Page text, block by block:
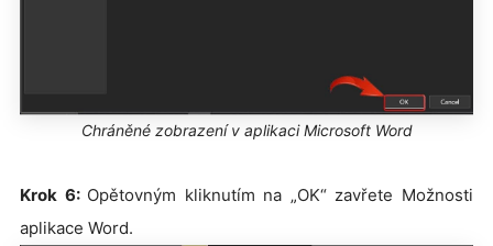
Chráněné zobrazení v aplikaci Microsoft Word
Krok 6: Opětovným kliknutím na „OK“ zavřete Možnosti
aplikace Word.